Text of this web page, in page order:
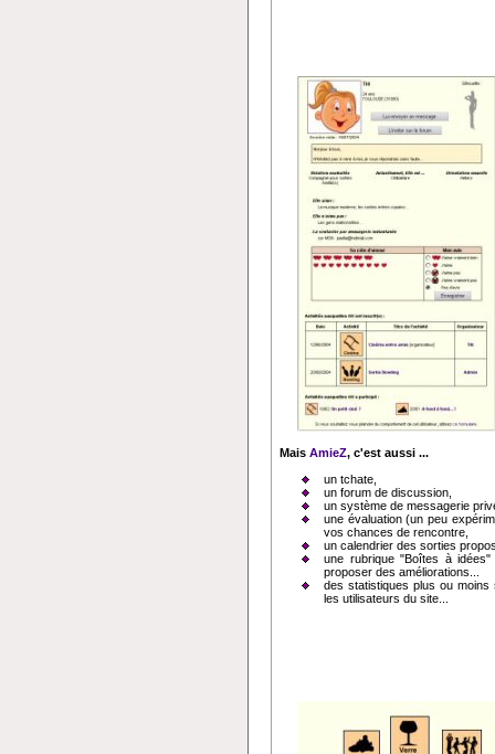
Mais AmieZ, c'est aussi ...
un tchate,
un forum de discussion,
un système de messagerie
une évaluation (un peu
vos chances de rencontre,
un calendrier des sorties
une rubrique "Boîtes à idées"
proposer des améliorations...
des statistiques plus ou moins
les utilisateurs du site...